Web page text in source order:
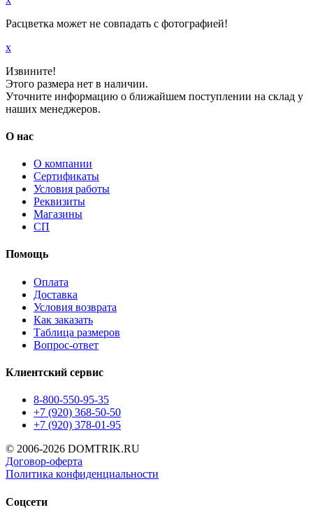
Расцветка может не совпадать с фотографией!
x
Извините!
Этого размера нет в наличии.
Уточните информацию о ближайшем поступлении на склад у
наших менеджеров.
О нас
О компании
Сертификаты
Условия работы
Реквизиты
Магазины
СП
Помощь
Оплата
Доставка
Условия возврата
Как заказать
Таблица размеров
Вопрос-ответ
Клиентский сервис
8-800-550-95-35
+7 (920) 368-50-50
+7 (920) 378-01-95
© 2006-2026 DOMTRIK.RU
Договор-оферта
Политика конфиденциальности
Соцсети